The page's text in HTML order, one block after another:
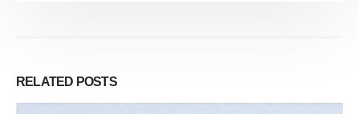
RELATED POSTS